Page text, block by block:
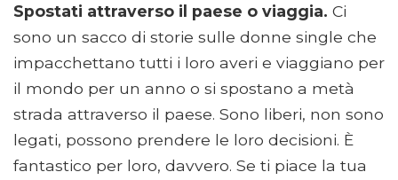
Spostati attraverso il paese o viaggia. Ci
sono un sacco di storie sulle donne single che
impacchettano tutti i loro averi e viaggiano per
il mondo per un anno o si spostano a metà
strada attraverso il paese. Sono liberi, non sono
legati, possono prendere le loro decisioni. È
fantastico per loro, davvero. Se ti piace la tua